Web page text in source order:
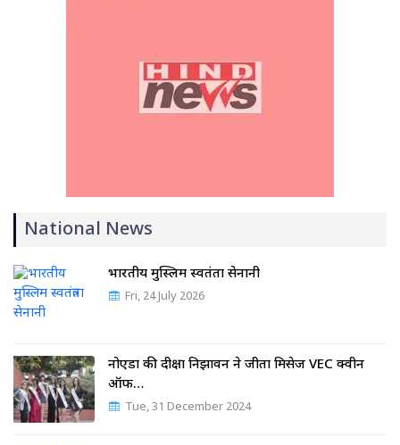
National News
भारतीय मुस्लिम स्वतंत्रता सेनानी
Fri, 24 July 2026
नोएडा की दीक्षा निझावन ने जीता मिसेज VEC क्वीन
ऑफ…
Tue, 31 December 2024